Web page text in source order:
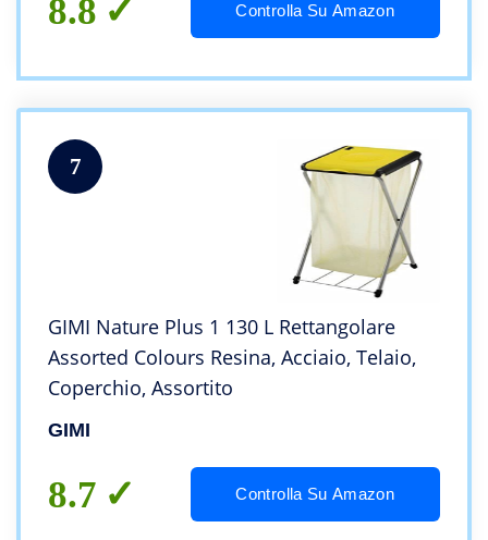
8.8 Controlla Su Amazon
7
GIMI Nature Plus 1 130 L Rettangolare
Assorted Colours Resina, Acciaio, Telaio,
Coperchio, Assortito
GIMI
8.7 Controlla Su Amazon